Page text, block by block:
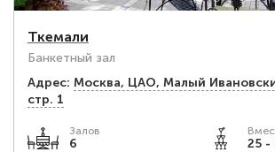
Ткемали
Банкетный зал
Адрес: Москва, ЦАО, Малый
стр. 1
Залов
6 25 -